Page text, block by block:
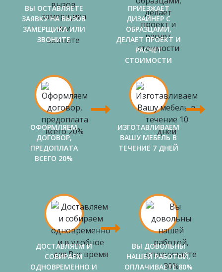
ВЫ ОСТАВЛЯЕТЕ
ЗАЯВКУ НА ВЫЗОВ
ЗАМЕРЩИКА ИЛИ
ЗВОНИТЕ
ПРИЕЗЖАЕТ
ДИЗАЙНЕР С
ОБРАЗЦАМИ,
ДЕЛАЕТ ПРОЕКТ И
РАСЧЕТ
СТОИМОСТИ
ОФОРМЛЯЕМ
ДОГОВОР,
ПРЕДОПЛАТА
ВСЕГО 20%
ИЗГОТАВЛИВАЕМ
ВАШУ МЕБЕЛЬ В
ТЕЧЕНИЕ 7 ДНЕЙ
ДОСТАВЛЯЕМ И
СОБИРАЕМ
ОДНОВРЕМЕННО И
ВЫ ДОВОЛЬНЫ
НАШЕЙ РАБОТОЙ,
ОПЛАЧИВАЕТЕ 80%